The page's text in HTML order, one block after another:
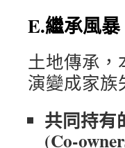
E.繼承風
土地傳承，
演變成家族
共同持有
(Co-